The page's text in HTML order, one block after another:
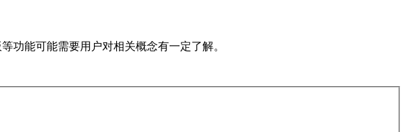
功能可能需要用户对相关概念有一定了解。